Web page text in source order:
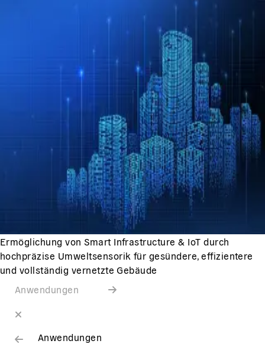
Ermöglichung von Smart Infrastructure & IoT durch
hochpräzise Umweltsensorik für gesündere, effizientere
und vollständig vernetzte Gebäude
Anwendungen
Anwendungen